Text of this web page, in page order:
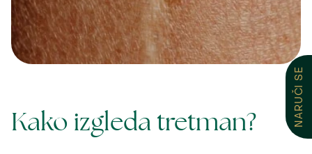
Kako izgleda tretman? NARUČI SE